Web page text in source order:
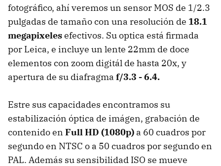
fotográfico, ahí veremos un sensor MOS de 1/2.3
pulgadas de tamaño con una resolución de 18.1
megapixelesefectivos. Su optica está firmada
por Leica, e incluye un lente 22mm de doce
elementos con zoom digitál de hasta 20x, y
apertura de su diafragma f/3.3 - 6.4.
Estre sus capacidades encontramos su
estabilización óptica de imágen, grabación de
contenido en Full HD (1080p) a 60 cuadros por
segundo en NTSC o a 50 cuadros por segundo en
PAL. Además su sensibilidad ISO se mueve